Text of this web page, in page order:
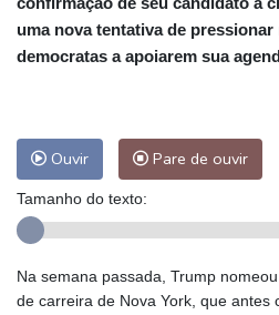
uma nova tentativa de
democratas a apoiarem sua
Ouvir Pare de ouvir
Tamanho do texto:
Na semana passada, Trump
de carreira de Nova York, que antes